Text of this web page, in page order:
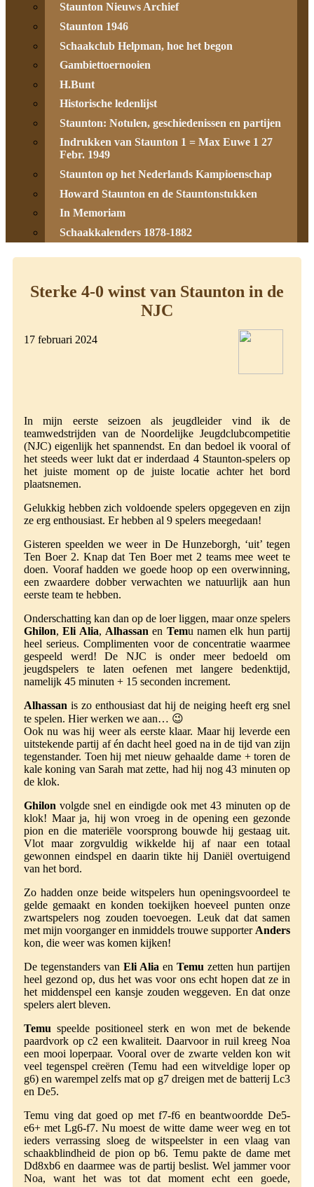
Staunton Nieuws Archief
Staunton 1946
Schaakclub Helpman, hoe het begon
Gambiettoernooien
H.Bunt
Historische ledenlijst
Staunton: Notulen, geschiedenissen en partijen
Indrukken van Staunton 1 = Max Euwe 1 27
Febr. 1949
Staunton op het Nederlands Kampioenschap
Howard Staunton en de Stauntonstukken
In Memoriam
Schaakkalenders 1878-1882
Sterke 4-0 winst van Staunton in de
NJC
17 februari 2024
In mijn eerste seizoen als jeugdleider vind ik de
teamwedstrijden van de Noordelijke Jeugdclubcompetitie
(NJC) eigenlijk het spannendst. En dan bedoel ik vooral of
het steeds weer lukt dat er inderdaad 4 Staunton-spelers op
het juiste moment op de juiste locatie achter het bord
plaatsnemen.
Gelukkig hebben zich voldoende spelers opgegeven en zijn
ze erg enthousiast. Er hebben al 9 spelers meegedaan!
Gisteren speelden we weer in De Hunzeborgh, ‘uit’ tegen
Ten Boer 2. Knap dat Ten Boer met 2 teams mee weet te
doen. Vooraf hadden we goede hoop op een overwinning,
een zwaardere dobber verwachten we natuurlijk aan hun
eerste team te hebben.
Onderschatting kan dan op de loer liggen, maar onze spelers
Ghilon,Eli Alia,Alhassan en Temu namen elk hun partij
heel serieus. Complimenten voor de concentratie waarmee
gespeeld werd! De NJC is onder meer bedoeld om
jeugdspelers te laten oefenen met langere bedenktijd,
namelijk 45 minuten + 15 seconden increment.
Alhassan is zo enthousiast dat hij de neiging heeft erg snel
te spelen. Hier werken we aan… 😉
Ook nu was hij weer als eerste klaar. Maar hij leverde een
uitstekende partij af én dacht heel goed na in de tijd van zijn
tegenstander. Toen hij met nieuw gehaalde dame + toren de
kale koning van Sarah mat zette, had hij nog 43 minuten op
de klok.
Ghilon volgde snel en eindigde ook met 43 minuten op de
klok! Maar ja, hij won vroeg in de opening een gezonde
pion en die materiële voorsprong bouwde hij gestaag uit.
Vlot maar zorgvuldig wikkelde hij af naar een totaal
gewonnen eindspel en daarin tikte hij Daniël overtuigend
van het bord.
Zo hadden onze beide witspelers hun openingsvoordeel te
gelde gemaakt en konden toekijken hoeveel punten onze
zwartspelers nog zouden toevoegen. Leuk dat dat samen
met mijn voorganger en inmiddels trouwe supporterAnders
kon, die weer was komen kijken!
De tegenstanders van Eli Alia en Temu zetten hun partijen
heel gezond op, dus het was voor ons echt hopen dat ze in
het middenspel een kansje zouden weggeven. En dat onze
spelers alert bleven.
Temu speelde positioneel sterk en won met de bekende
paardvork op c2 een kwaliteit. Daarvoor in ruil kreeg Noa
een mooi loperpaar. Vooral over de zwarte velden kon wit
veel tegenspel creëren (Temu had een witveldige loper op
g6) en warempel zelfs mat op g7 dreigen met de batterij Lc3
en De5.
Temu ving dat goed op met f7-f6 en beantwoordde De5-
e6+ met Lg6-f7. Nu moest de witte dame weer weg en tot
ieders verrassing sloeg de witspeelster in een vlaag van
schaakblindheid de pion op b6. Temu pakte de dame met
Dd8xb6 en daarmee was de partij beslist. Wel jammer voor
Noa, want het was tot dat moment echt een goede,